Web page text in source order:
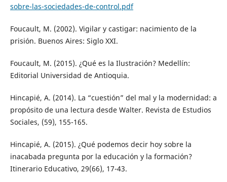
sobre-las-sociedades-de-control.pdf
Foucault, M. (2002). Vigilar y castigar: nacimiento de la
prisión. Buenos Aires: Siglo XXI.
Foucault, M. (2015). ¿Qué es la Ilustración? Medellín:
Editorial Universidad de Antioquia.
Hincapié, A. (2014). La “cuestión” del mal y la modernidad: a
propósito de una lectura desde Walter. Revista de Estudios
Sociales, (59), 155-165.
Hincapié, A. (2015). ¿Qué podemos decir hoy sobre la
inacabada pregunta por la educación y la formación?
Itinerario Educativo, 29(66), 17-43.